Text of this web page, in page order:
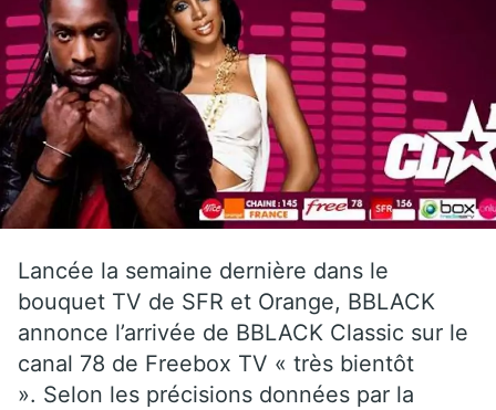
Lancée la semaine dernière dans le
bouquet TV de SFR et Orange, BBLACK
annonce l’arrivée de BBLACK Classic sur le
canal 78 de Freebox TV « très bientôt
». Selon les précisions données par la